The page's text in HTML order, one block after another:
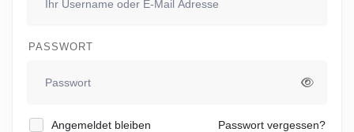
PASSWORT
Angemeldet bleiben Passwort vergessen?